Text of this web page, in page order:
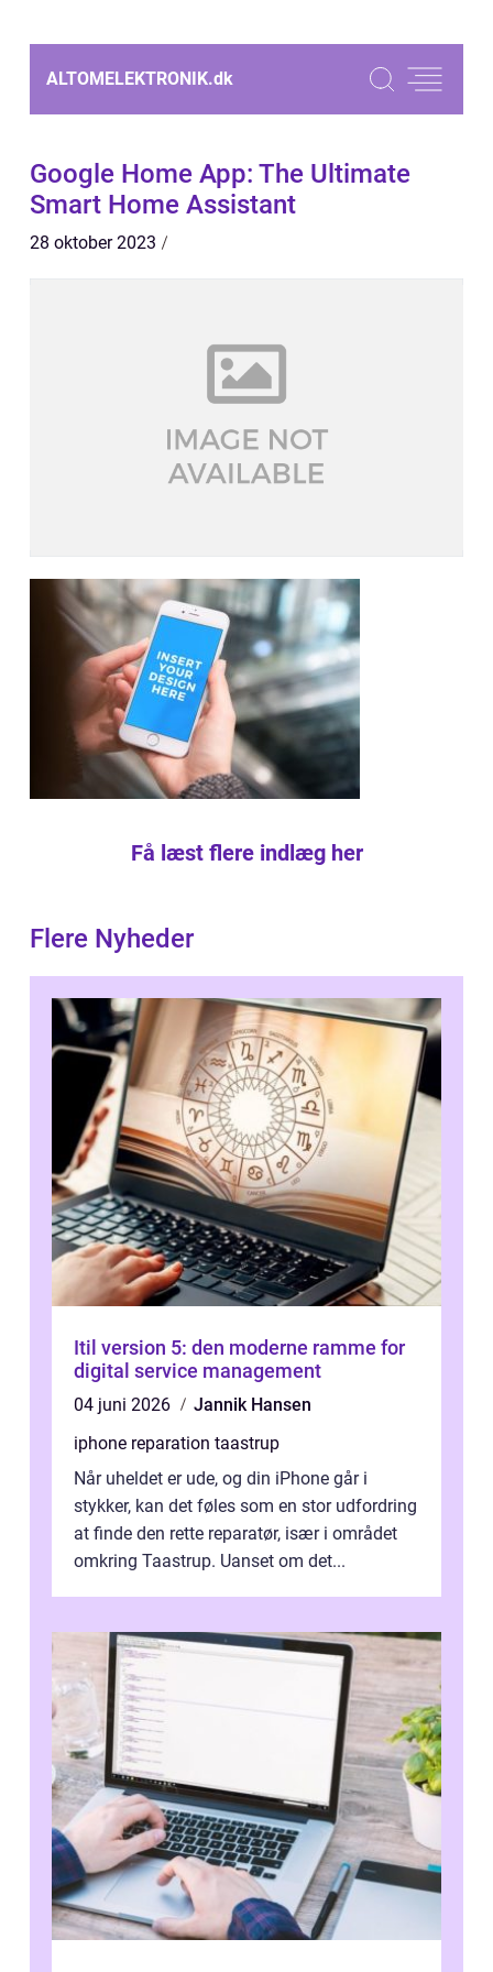
ALTOMELEKTRONIK.dk
Google Home App: The Ultimate
Smart Home Assistant
28 oktober 2023
Få læst flere indlæg her
Flere Nyheder
Itil version 5: den moderne ramme for
digital service management
04 juni 2026
Jannik Hansen
iphone reparation taastrup
Når uheldet er ude, og din iPhone går i
stykker, kan det føles som en stor udfordring
at finde den rette reparatør, især i området
omkring Taastrup. Uanset om det...